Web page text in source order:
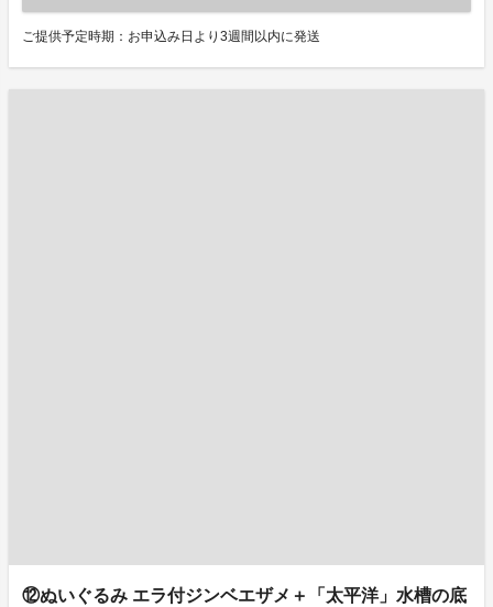
ご提供予定時期：お申込み日より3週間以内に発送
⑫ぬいぐるみ エラ付ジンベエザメ＋「太平洋」水槽の底